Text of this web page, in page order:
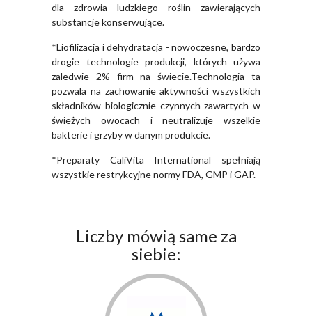
dla zdrowia ludzkiego roślin zawierających
substancje konserwujące.
*Liofilizacja i dehydratacja - nowoczesne, bardzo
drogie technologie produkcji, których używa
zaledwie 2% firm na świecie.Technologia ta
pozwala na zachowanie aktywności wszystkich
składników biologicznie czynnych zawartych w
świeżych owocach i neutralizuje wszelkie
bakterie i grzyby w danym produkcie.
*Preparaty CaliVita International spełniają
wszystkie restrykcyjne normy FDA, GMP i GAP.
Liczby mówią same za
siebie: